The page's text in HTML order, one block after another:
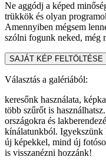
Ne aggódj a képed
trükkök és olyan
Amennyiben mégsem
szólni fogunk neked, még
SAJÁT KÉP FELTÖLTÉSE
Választás a galériából:
keresőnk használata,
több szűrőt is
országokra és
kínálatunkból. Igyekszünk
új képekkel, mind új
is visszanézni hozzánk!